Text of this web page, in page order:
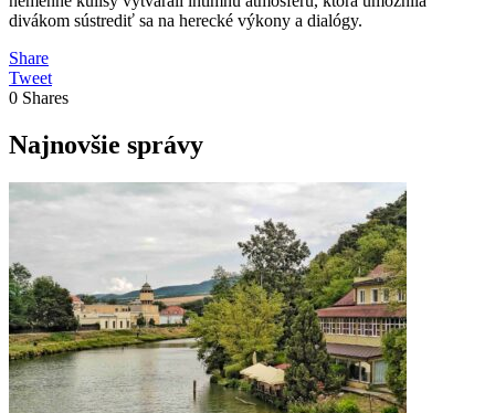
divákom sústrediť sa na herecké výkony a dialógy.
Share
Tweet
0 Shares
Najnovšie správy